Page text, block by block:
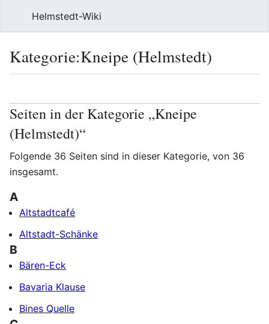
Helmstedt-Wiki
Kategorie:Kneipe (Helmstedt)
Seiten in der Kategorie „Kneipe
(Helmstedt)“
Folgende 36 Seiten sind in dieser Kategorie, von 36
insgesamt.
A
Altstadtcafé
Altstadt-Schänke
B
Bären-Eck
Bavaria Klause
Bines Quelle